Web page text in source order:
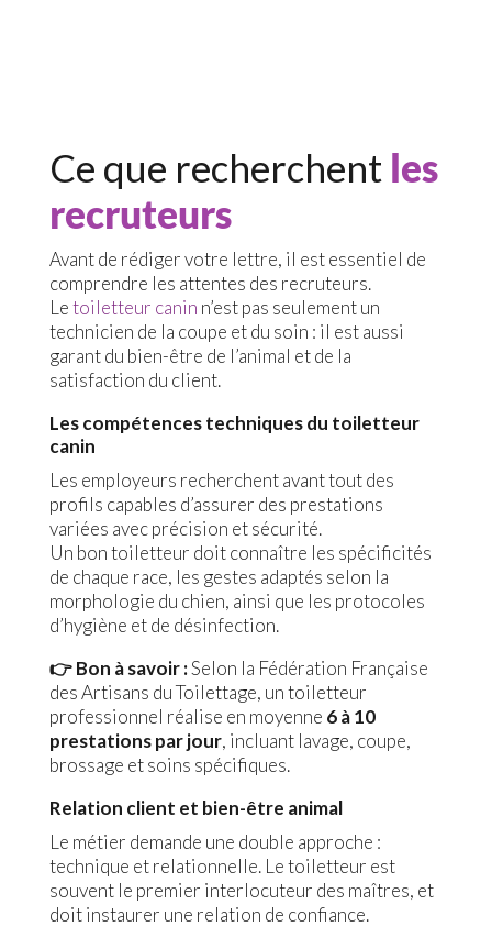
Ce que recherchent les
recruteurs
Avant de rédiger votre lettre, il est essentiel de
comprendre les attentes des recruteurs.
Letoiletteur canin n’est pas seulement un
technicien de la coupe et du soin : il est aussi
garant du bien-être de l’animal et de la
satisfaction du client.
Les compétences techniques du toiletteur
canin
Les employeurs recherchent avant tout des
profils capables d’assurer des prestations
variées avec précision et sécurité.
Un bon toiletteur doit connaître les spécificités
de chaque race, les gestes adaptés selon la
morphologie du chien, ainsi que les protocoles
d’hygiène et de désinfection.
👉 Bon à savoir :Selon la Fédération Française
des Artisans du Toilettage, un toiletteur
professionnel réalise en moyenne 6 à 10
prestations par jour, incluant lavage, coupe,
brossage et soins spécifiques.
Relation client et bien-être animal
Le métier demande une double approche :
technique et relationnelle. Le toiletteur est
souvent le premier interlocuteur des maîtres, et
doit instaurer une relation de confiance.